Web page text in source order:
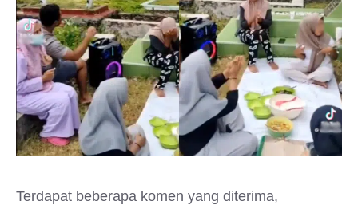
Terdapat beberapa komen yang diterima,